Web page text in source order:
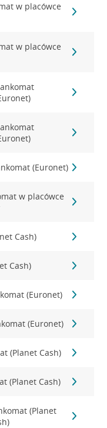
w placówce
w placówce
(Euronet)
w placówce
Cash)
Cash)
(Euronet)
(Euronet)
(Planet Cash)
(Planet Cash)
(Planet